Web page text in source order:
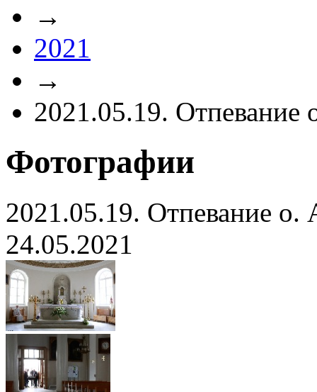
→
2021
→
2021.05.19. Отпевание
Фотографии
2021.05.19. Отпевание о.
24.05.2021